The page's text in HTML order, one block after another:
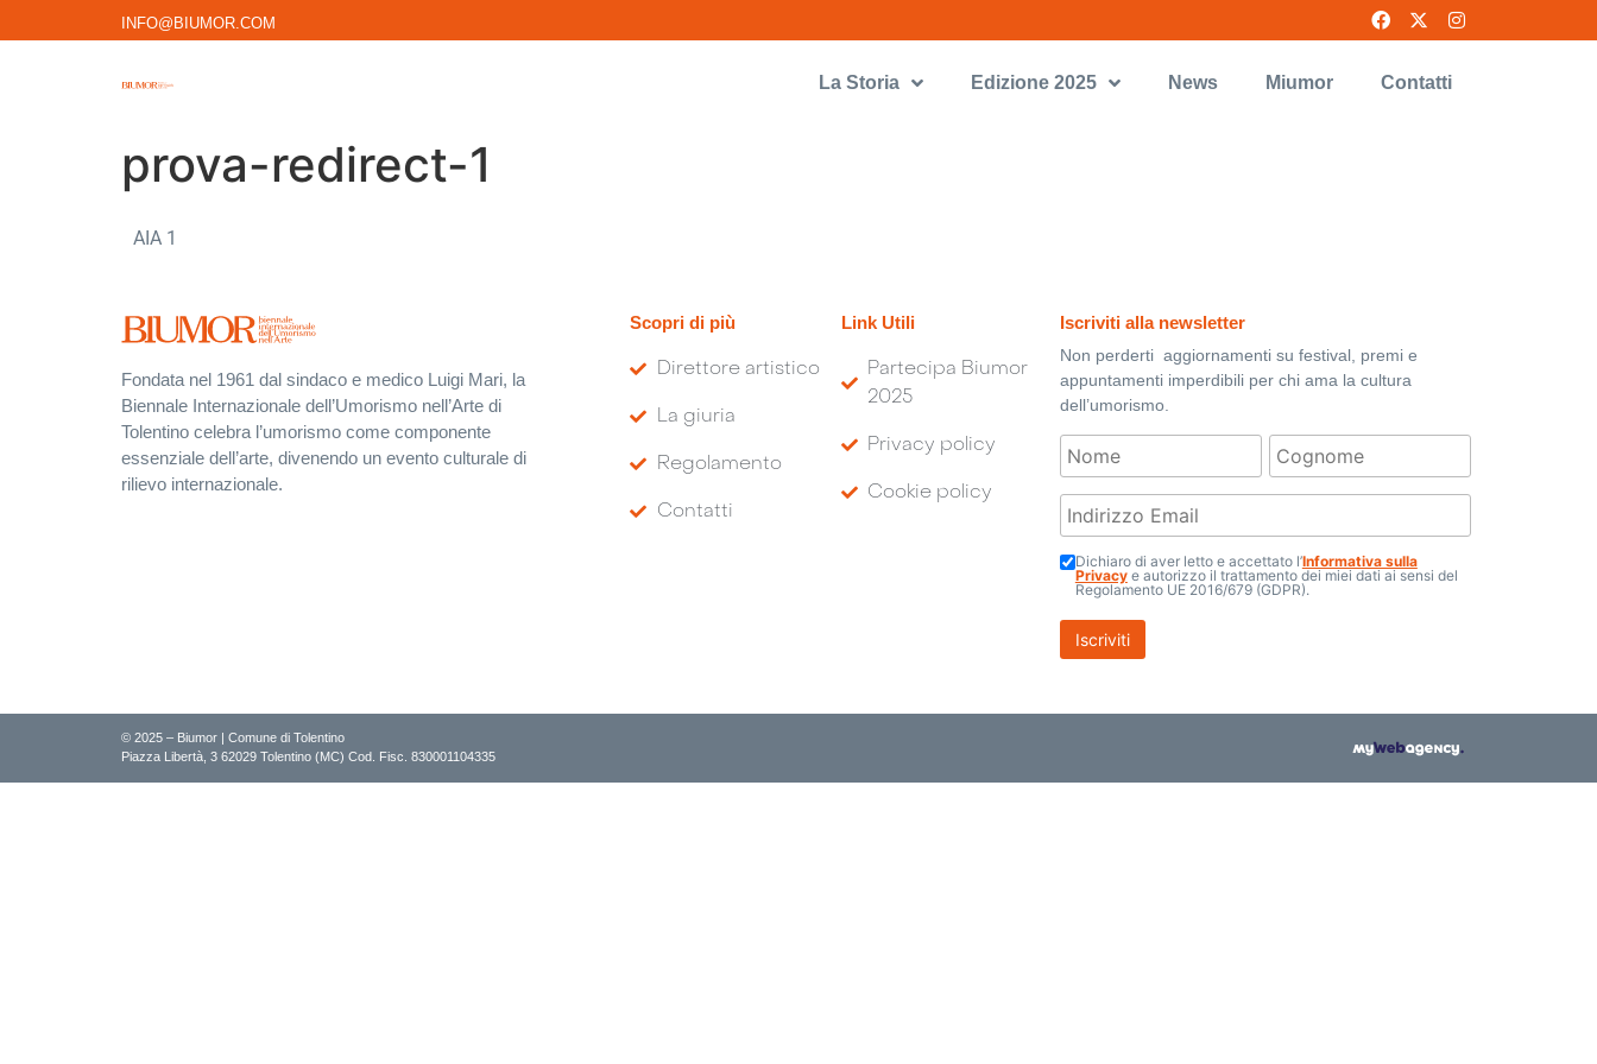
INFO@BIUMOR.COM
La Storia Edizione 2025 News Miumor Contatti
prova-redirect-1
AIA 1
Fondata nel 1961 dal sindaco e medico Luigi Mari, la
Biennale Internazionale dell’Umorismo nell’Arte di
Tolentino celebra l’umorismo come componente
essenziale dell’arte, divenendo un evento culturale di
rilievo internazionale.
Scopri di più
Direttore artistico
La giuria
Regolamento
Contatti
Link Utili
Partecipa Biumor
2025
Privacy policy
Cookie policy
Iscriviti alla newsletter
Non perderti aggiornamenti su festival, premi e
appuntamenti imperdibili per chi ama la cultura
dell’umorismo.
Dichiaro di aver letto e accettato l’Informativa sulla
Privacye autorizzo il trattamento dei miei dati ai sensi del
Regolamento UE 2016/679 (GDPR).
© 2025 – Biumor | Comune di Tolentino
Piazza Libertà, 3 62029 Tolentino (MC) Cod. Fisc. 830001104335